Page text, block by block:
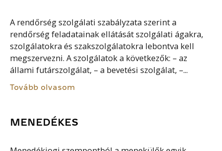
A rendőrség szolgálati szabályzata szerint a
rendőrség feladatainak ellátását szolgálati ágakra,
szolgálatokra és szakszolgálatokra lebontva kell
megszervezni. A szolgálatok a következők: – az
állami futárszolgálat, – a bevetési szolgálat, –...
Tovább olvasom
MENEDÉKES